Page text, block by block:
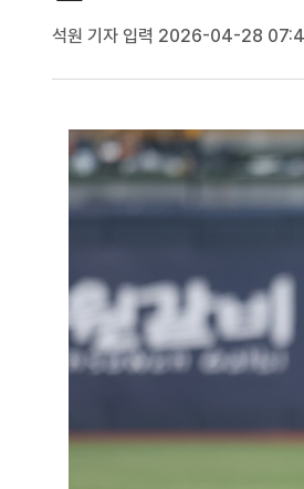
석원 기자입력 2026-04-28